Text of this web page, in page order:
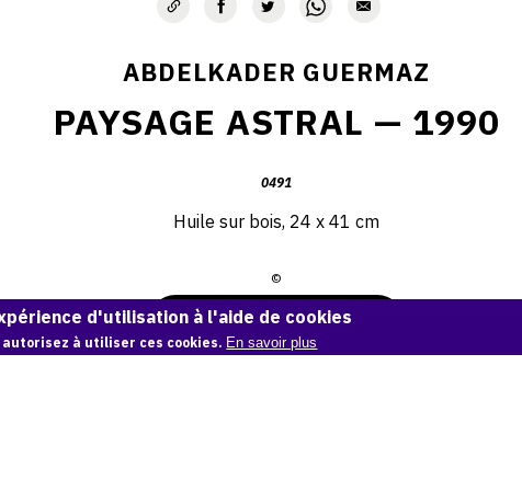
ABDELKADER GUERMAZ
PAYSAGE ASTRAL — 1990
0491
Huile sur bois, 24 x 41 cm
©
Demande d'information
d'utilisation à l'aide de cookies
à utiliser ces cookies. En savoir plus